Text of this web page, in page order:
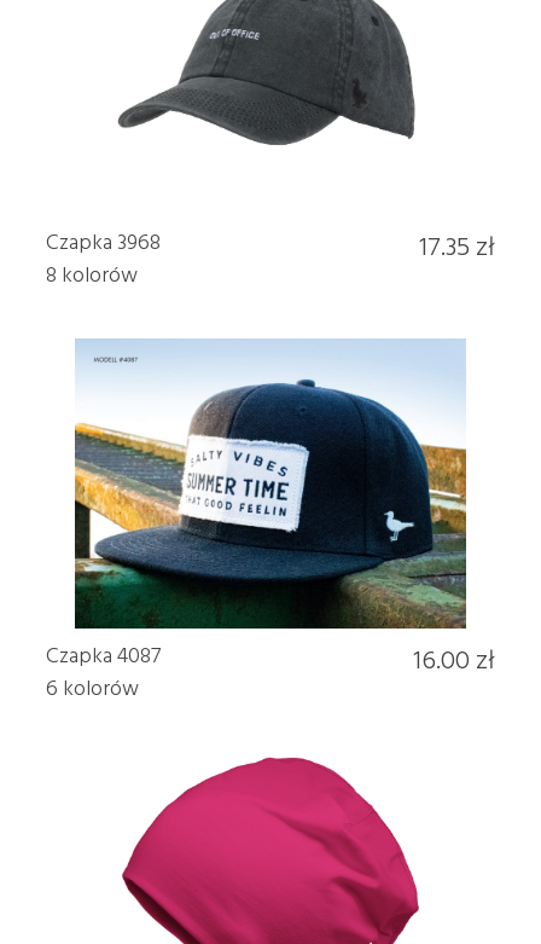
Czapka 3968
8 kolorów
17.35 zł
Czapka 4087
6 kolorów
16.00 zł